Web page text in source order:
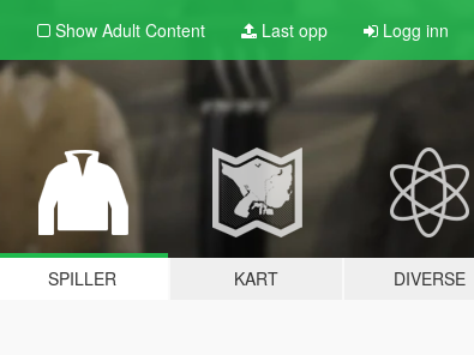
Show Adult Content Last opp Logg inn
SPILLER KART DIVERSE